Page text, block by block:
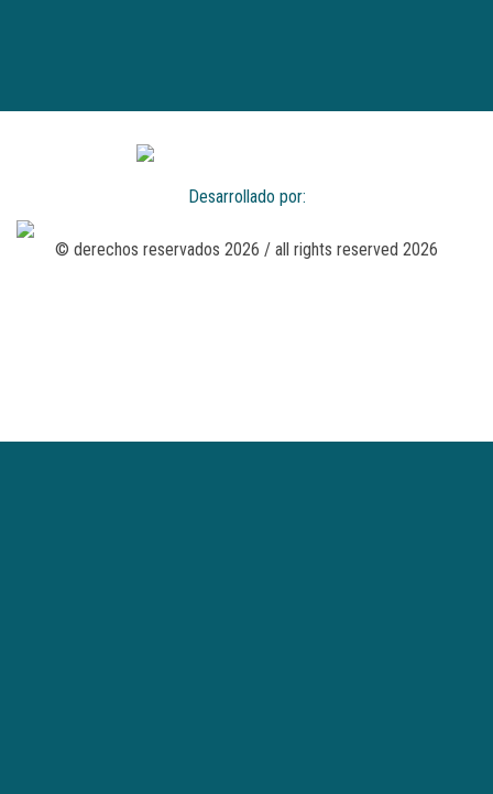
Desarrollado por:
© derechos reservados 2026 / all rights reserved 2026